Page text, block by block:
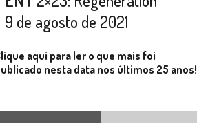
9 de agosto de 2021
aqui para ler o que mais foi
nesta data nos últimos 25 anos!